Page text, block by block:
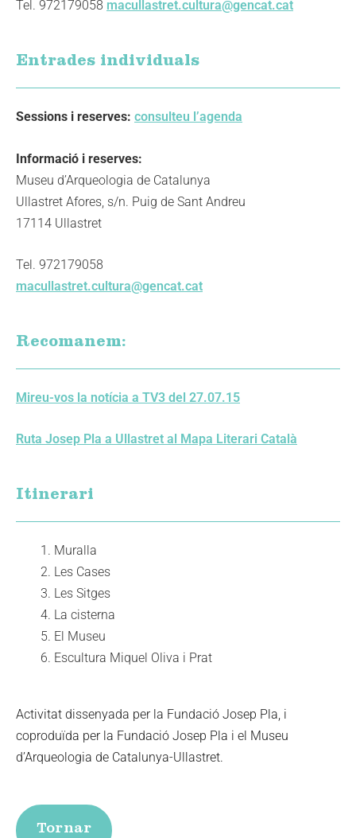
Tel. 972179058 macullastret.cultura@gencat.cat
Entrades individuals
Sessions i reserves: consulteu l’agenda
Informació i reserves:
Museu d’Arqueologia de Catalunya
Ullastret Afores, s/n. Puig de Sant Andreu
17114 Ullastret
Tel. 972179058
macullastret.cultura@gencat.cat
Recomanem:
Mireu-vos la notícia a TV3 del 27.07.15
Ruta Josep Pla a Ullastret al Mapa Literari Català
Itinerari
Muralla
Les Cases
Les Sitges
La cisterna
El Museu
Escultura Miquel Oliva i Prat
Activitat dissenyada per la Fundació Josep Pla, i
coproduïda per la Fundació Josep Pla i el Museu
d’Arqueologia de Catalunya-Ullastret.
Tornar